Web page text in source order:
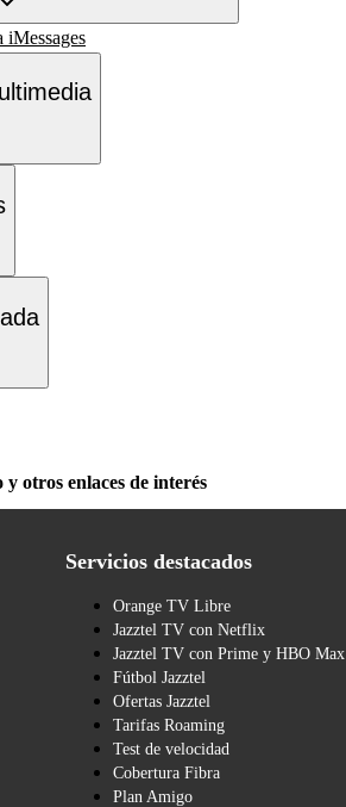
iMessages
otros enlaces de interés
Servicios destacados
Orange TV Libre
Jazztel TV con Netflix
Jazztel TV con Prime y HBO Max
Fútbol Jazztel
Ofertas Jazztel
Tarifas Roaming
Test de velocidad
Cobertura Fibra
Plan Amigo